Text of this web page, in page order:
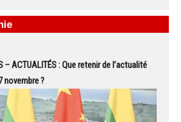
– ACTUALITÉS : Que retenir de l’actualité
novembre ?